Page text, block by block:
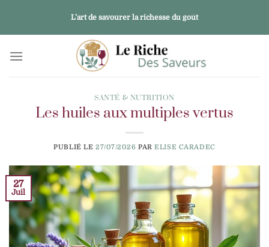
contenu
L’art de savourer la richesse du goût
SANTÉ & NUTRITION
Les huiles aux multiples vertus
PUBLIÉ LE 27/07/2026 PARELISE CARADEC
27
Juil